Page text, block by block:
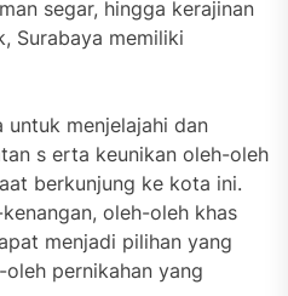
segar, hingga kerajinan
Surabaya memiliki
untuk menjelajahi dan
s erta keunikan oleh-oleh
berkunjung ke kota ini.
oleh-oleh khas
menjadi pilihan yang
pernikahan yang